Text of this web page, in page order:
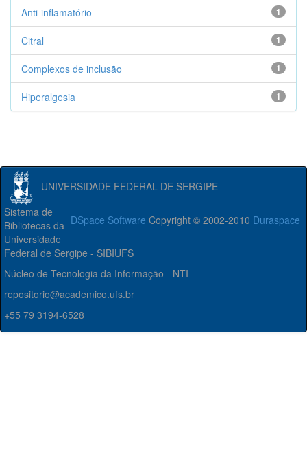
1
Anti-inflamatório
1
Citral
1
Complexos de inclusão
1
Hiperalgesia
UNIVERSIDADE FEDERAL DE SERGIPE
DSpace Software Copyright © 2002-2010 Duraspace
Sistema de
Bibliotecas da
Universidade
Federal de Sergipe - SIBIUFS
Núcleo de Tecnologia da Informação - NTI
repositorio@academico.ufs.br
+55 79 3194-6528